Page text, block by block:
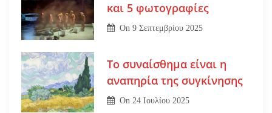
και 5 φωτογραφίες
On9 Σεπτεμβρίου 2025
Το συναίσθημα είναι η
αναπηρία της συγκίνησης
On24 Ιουλίου 2025